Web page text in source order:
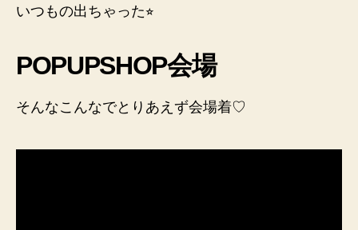
いつもの出ちゃった⭐︎
POPUPSHOP会場
そんなこんなでとりあえず会場着♡